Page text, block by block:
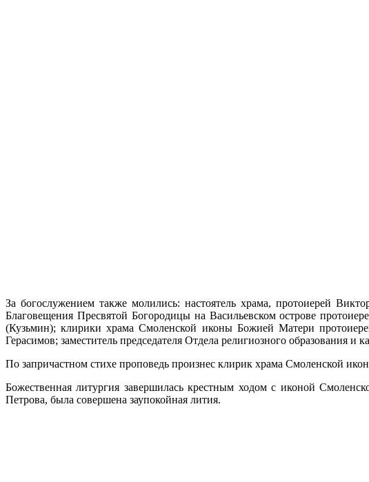
За богослужением также молились: настоятель храма, протоиерей
Благовещения Пресвятой Богородицы на Васильевском острове
(Кузьмин); клирики храма Смоленской иконы Божией Матери
Герасимов; заместитель председателя Отдела религиозного образования
По запричастном стихе проповедь произнес клирик храма Смоленской
Божественная литургия завершилась крестным ходом с иконой
Петрова, была совершена заупокойная лития.